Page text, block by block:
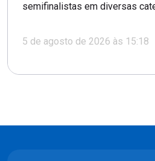
semifinalistas em diversas
5 de agosto de 2026 às 15:18